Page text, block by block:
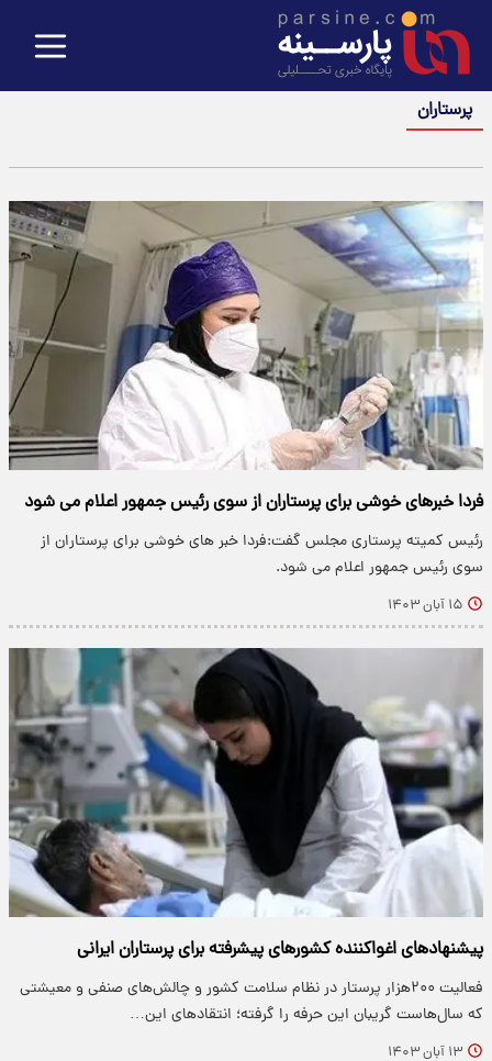
پرستاران
فردا خبرهای خوشی برای پرستاران از سوی رئیس جمهور اعلام می شود
رئیس کمیته پرستاری مجلس گفت:فردا خبر های خوشی برای پرستاران از
سوی رئیس جمهور اعلام می شود.
۱۵ آبان ۱۴۰۳
پیشنهادهای اغواکننده کشورهای پیشرفته برای پرستاران ایرانی
فعالیت ۲۰۰هزار پرستار در نظام سلامت کشور و چالش‌های صنفی و معیشتی
که سال‌هاست گریبان این حرفه را گرفته؛ انتقادهای این…
۱۳ آبان ۱۴۰۳